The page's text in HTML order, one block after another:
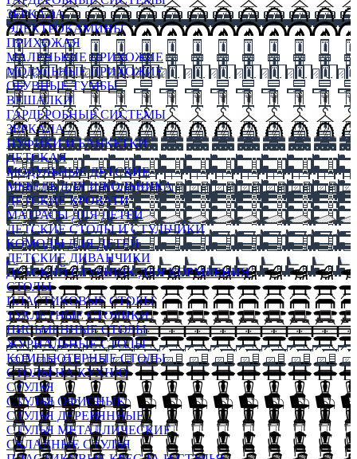
ЗЕРКАЛА
ЭЛЕКТРОКАМИНЫ
ПРИХОЖАЯ
МАЛЕНЬКИЕ ПРИХОЖИЕ
МОДУЛЬНЫЕ ПРИХОЖИЕ
ОБУВНЫЕ ТУМБЫ
ВЕШАЛКИ
ГАРДЕРОБНЫЕ СИСТЕМЫ
ЗЕРКАЛА
ПУФИКИ И БАНКЕТКИ
ДЕТСКАЯ
МОДУЛЬНЫЕ ДЕТСКИЕ
МЕБЕЛЬ ДЛЯ ШКОЛЬНИКА
ДЕТСКИЕ КРОВАТИ
МАТРАСЫ ДЛЯ ДЕТЕЙ
ДЕТСКИЕ СТОЛЫ И СТУЛЬЧИКИ
КОМОДЫ ДЛЯ ДЕТЕЙ
ДЕТСКИЕ ДИВАНЧИКИ
ДЕТСКИЙ СТУЛЬЧИК ДЛЯ КОРМЛЕНИЯ
СТОЛЫ
ПЛАСТИКОВЫЕ СТОЛЫ
ТУАЛЕТНЫЕ СТОЛИКИ
ПИСЬМЕННЫЕ СТОЛЫ
ЖУРНАЛЬНЫЕ СТОЛЫ
КОМПЬЮТЕРНЫЕ СТОЛЫ
СТОЛЫ НА КУХНЮ
СТУЛЬЯ
СТУЛЬЯ ОФИСНЫЕ
СТУЛЬЯ ДЕРЕВЯННЫЕ
СТУЛЬЯ МЕТАЛЛИЧЕСКИЕ
СКЛАДНЫЕ СТУЛЬЯ